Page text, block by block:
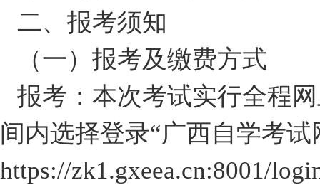
二、报考须知
（一）报考及缴费方式
报考：本次考试实行全程
间内选择登录“广西自学考
https://zk1.gxeea.cn:8001/